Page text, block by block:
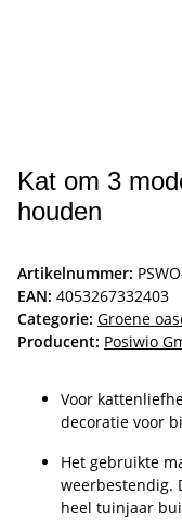
Kat om 3
houden
Artikelnummer:
EAN: 4053267332403
Categorie: Groene
Producent: Posiwio
Voor
decoratie voor
Het gebruikte
weerbestendig.
heel tuinjaar